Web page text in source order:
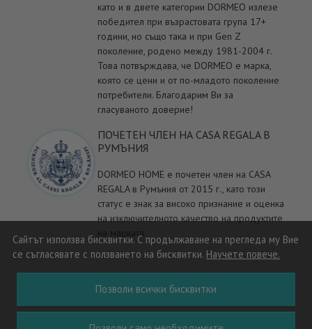
Сайтът използва бисквитки. С продължаване на прегледа му Вие
се съгласявате с ползването на бисквитки. Научете повече.
Позволи всички бисквитки
като и в двете категории DORMEO излезе
победител при възрастовата група 17+
години, но също така и при Gen Z
поколение, родено между 1981-2004 г.
Това потвърждава, че DORMEO е марка,
която се цени и от по-младото поколение
потребители. Благодарим Ви за
гласуваното доверие!
ПОЧЕТЕН ЧЛЕН НА CASA REGALA В
РУМЪНИЯ
DORMEO HOME е почетен член на CASA
REGALA в Румъния от 2015 г., като този
статус е знак за високо признание и оценка
на изключителното качество на продуктите
на марката.